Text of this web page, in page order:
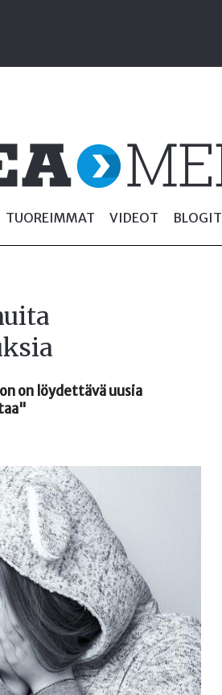
TUOREIMMAT VIDEOT BLOGIT
on löydettävä uusia